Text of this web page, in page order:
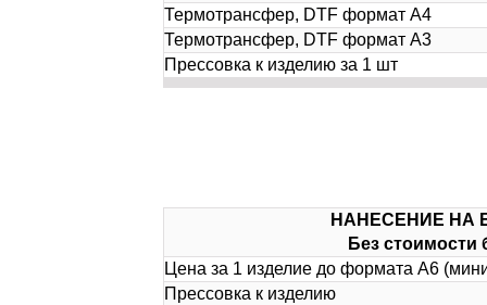
Термотрансфер, DTF формат А4
Термотрансфер, DTF формат А3
Прессовка к изделию за 1 шт
НАНЕСЕНИЕ НА
Без стоимости
Цена за 1 изделие до формата А6
Прессовка к изделию